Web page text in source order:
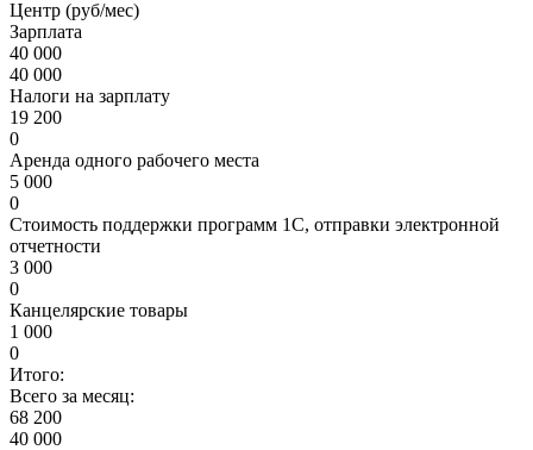
Центр (руб/мес)
Зарплата
40 000
40 000
Налоги на зарплату
19 200
0
Аренда одного рабочего места
5 000
0
Стоимость поддержки программ 1С, отправки электронной
отчетности
3 000
0
Канцелярские товары
1 000
0
Итого:
Всего за месяц:
68 200
40 000